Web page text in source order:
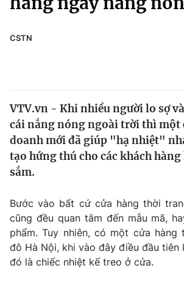
Thế giới
Tin tức
Câu chuyện quốc tế
Kinh tế
Tài chính
Thị trường
Góc doanh nghiệp
Dữ liệu và đời sống
Truyền hình
Phim VTV
Truyền hình
CSTN
VTV.vn - Khi nhiều người lo sợ
cái nắng nóng ngoài trời thì một
doanh mới đã giúp "hạ nhiệt"
tạo hứng thú cho các khách
sắm.
Bước vào bất cứ cửa hàng thời
cũng đều quan tâm đến mẫu mã,
phẩm. Tuy nhiên, có một cửa
đô Hà Nội, khi vào đây điều đầu tiên
đó là chiếc nhiệt kế treo ở cửa.